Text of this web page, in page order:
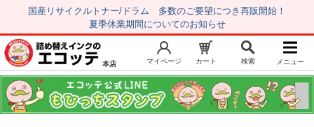
国産リサイクルトナー/ドラム 多数のご要望につき再販開始！
夏季休業期間についてのお知らせ
新規会員登録 マイページ
トップページ お気に入り
本店 マイページ カート 検索 メニュー